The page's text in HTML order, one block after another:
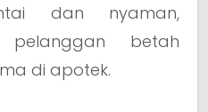
dan nyaman,
pelanggan betah
di apotek.